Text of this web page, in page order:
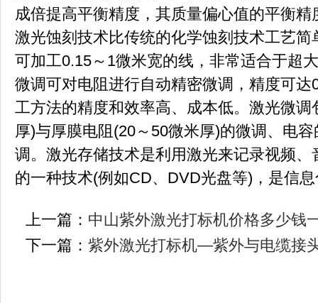
成倍提高平衡精度，其质量偏心值的平衡
激光蚀刻技术比传统的化学蚀刻技术工艺
可加工0.15～1微米宽的线，非常适合于超
微调可对电阻进行自动精密微调，精度可
工方法的精度和效率高、成本低。激光微
厚)与厚膜电阻(20～50微米厚)的微调、电
调。激光存储技术是利用激光来记录视频
的一种技术(例如CD、DVD光盘等)，是信
上一篇： 中山紫外激光打标机价格多少钱
下一篇： 紫外激光打标机—紫外与电缆接